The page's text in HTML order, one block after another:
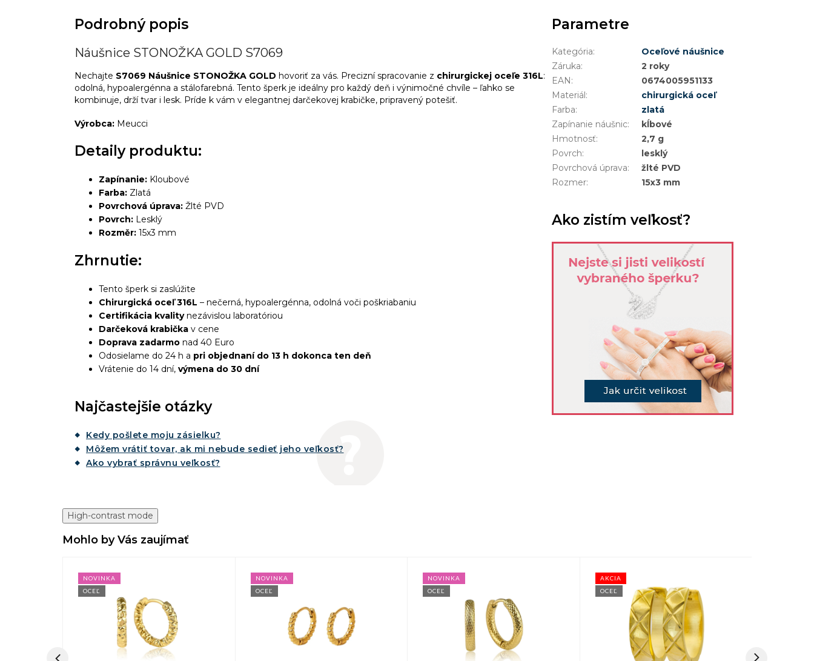
Podrobný popis
Náušnice STONOŽKA GOLD S7069
Nechajte S7069 Náušnice STONOŽKA GOLD hovoriť za vás. Precizní spracovanie z chirurgickej oceľe 316L:
odolná, hypoalergénna a stálofarebná. Tento šperk je ideálny pro každý deň i výnimočné chvíle – ľahko se
kombinuje, drží tvar i lesk. Príde k vám v elegantnej darčekovej krabičke, pripravený potešiť.
Výrobca: Meucci
Detaily produktu:
Zapínanie: Kloubové
Farba: Zlatá
Povrchová úprava: Žlté PVD
Povrch: Lesklý
Rozměr: 15x3 mm
Zhrnutie:
Tento šperk si zaslúžite
Chirurgická oceľ 316L – nečerná, hypoalergénna, odolná voči poškriabaniu
Certifikácia kvalitynezávislou laboratóriou
Darčeková krabička v cene
Doprava zadarmo nad 40 Euro
Odosielame do 24 h a pri objednaní do 13 h dokonca ten deň
Vrátenie do 14 dní, výmena do 30 dní
Najčastejšie otázky
Kedy pošlete moju zásielku?
Môžem vrátiť tovar, ak mi nebude sedieť jeho veľkosť?
Ako vybrať správnu veľkosť?
Parametre
Kategória:
Oceľové náušnice
Záruka:
2 roky
EAN:
0674005951133
Materiál:
chirurgická oceľ
Farba:
zlatá
Zapínanie náušnic:
kĺbové
Hmotnosť:
2,7 g
Povrch:
lesklý
Povrchová úprava:
žlté PVD
Rozmer: 15x3 mm
Ako zistím veľkosť?
High-contrast mode
Mohlo by Vás zaujímať
NOVINKA
OCEĽ
NOVINKA
OCEĽ
NOVINKA
OCEĽ
AKCIA
OCEĽ